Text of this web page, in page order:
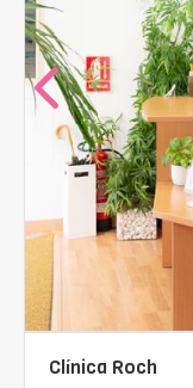
Clínica Roch